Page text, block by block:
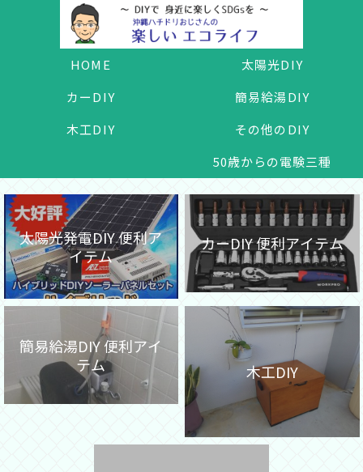
HOME
太陽光DIY
カーDIY
簡易給湯DIY
木工DIY
その他のDIY
50歳からの電験三種
太陽光発電DIY 便利ア
イテム
カーDIY 便利アイテム
簡易給湯DIY 便利アイ
テム
木工DIY